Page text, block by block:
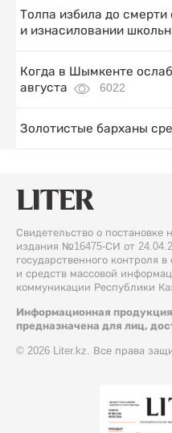
Толпа избила до
и изнасиловании
Когда в Шымкенте
августа
6022
Золотистые барханы
Свидетельство о постановке
издания №16475-СИ от
государственного контроля
и средств массовой
коммуникации Республики
Информационная
предназначена для лиц,
© 2026 Liter.kz. Все права